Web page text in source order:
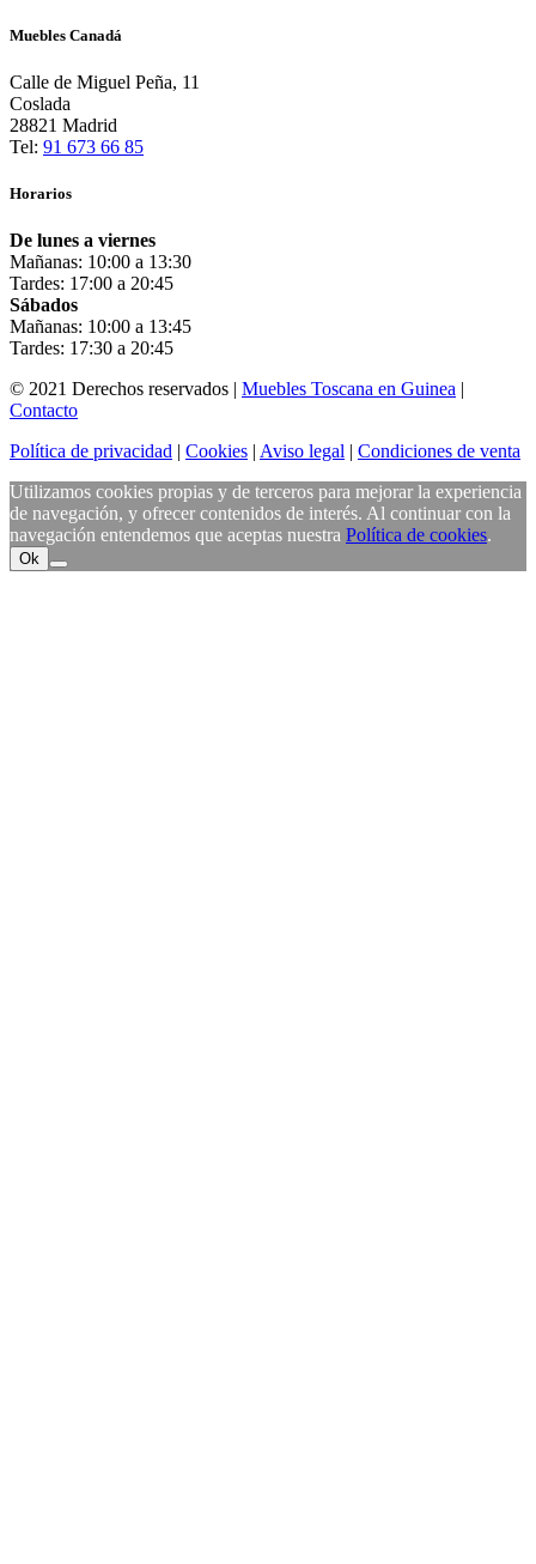
Muebles Canadá
Calle de Miguel Peña, 11
Coslada
28821 Madrid
Tel: 91 673 66 85
Horarios
De lunes a viernes
Mañanas: 10:00 a 13:30
Tardes: 17:00 a 20:45
Sábados
Mañanas: 10:00 a 13:45
Tardes: 17:30 a 20:45
© 2021 Derechos reservados | Muebles Toscana en Guinea |
Contacto
Política de privacidad | Cookies | Aviso legal | Condiciones de venta
Utilizamos cookies propias y de terceros para mejorar la experiencia
de navegación, y ofrecer contenidos de interés. Al continuar con la
navegación entendemos que aceptas nuestra Política de cookies.
Ok